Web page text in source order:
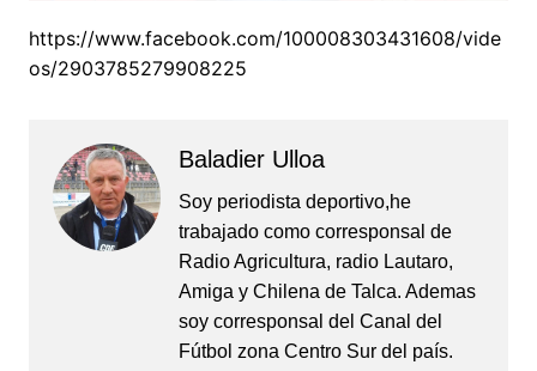
https://www.facebook.com/100008303431608/vide
os/2903785279908225
Baladier Ulloa
Soy periodista deportivo,he
trabajado como corresponsal de
Radio Agricultura, radio Lautaro,
Amiga y Chilena de Talca. Ademas
soy corresponsal del Canal del
Fútbol zona Centro Sur del país.